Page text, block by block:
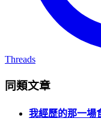
Threads
同類文章
我經歷的那一場